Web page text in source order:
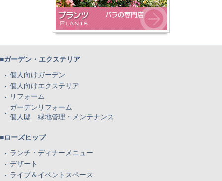
■ガーデン・エクステリア
個人向けガーデン
個人向けエクステリア
リフォーム
ガーデンリフォーム
個人邸 緑地管理・メンテナンス
■ローズヒップ
ランチ・ディナーメニュー
デザート
ライブ＆イベントスペース